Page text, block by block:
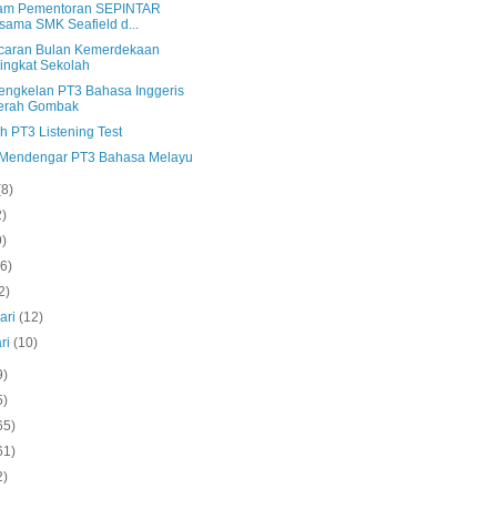
Pementoran SEPINTAR
SMK Seafield d...
Bulan Kemerdekaan
Sekolah
PT3 Bahasa Inggeris
Gombak
PT3 Listening Test
PT3 Bahasa Melayu
(12)
(10)